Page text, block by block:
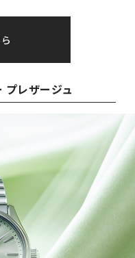
レザージュ